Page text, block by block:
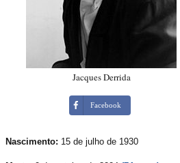
Jacques Derrida
Facebook
Nascimento: 15 de julho de 1930